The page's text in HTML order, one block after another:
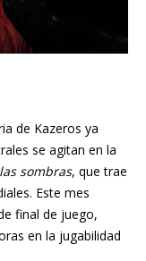
de Kazeros ya
se agitan en la
sombras, que trae
Este mes
final de juego,
en la jugabilidad